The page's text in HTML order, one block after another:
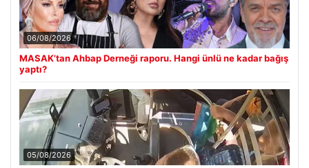
06/08/2026
MASAK’tan Ahbap Derneği raporu. Hangi ünlü ne kadar bağış
yaptı?
05/08/2026